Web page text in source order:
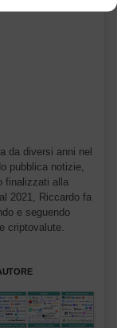
da diversi anni nel
pubblica notizie,
finalizzati alla
2021, Riccardo fa
e seguendo
criptovalute.